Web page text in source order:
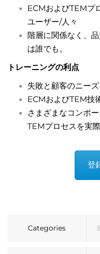
ECMおよびTEMプ
ユーザー/人々
階層に関係なく、
は誰でも。
トレーニングの利点
失敗と顧客のニー
ECMおよびTEM技
さまざまなコンポ
TEMプロセスを実
登
Categories